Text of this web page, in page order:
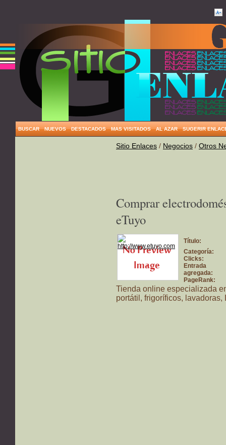
BUSCAR NUEVOS DESTACADOS MAS VISITADOS AL AZAR SUGERIR
Sitio Enlaces / Negocios / Otros
Comprar
eTuyo
Título:
Categoría:
Clicks:
Entrada
agregada:
PageRank:
Tienda online especializada
portátil, frigoríficos,